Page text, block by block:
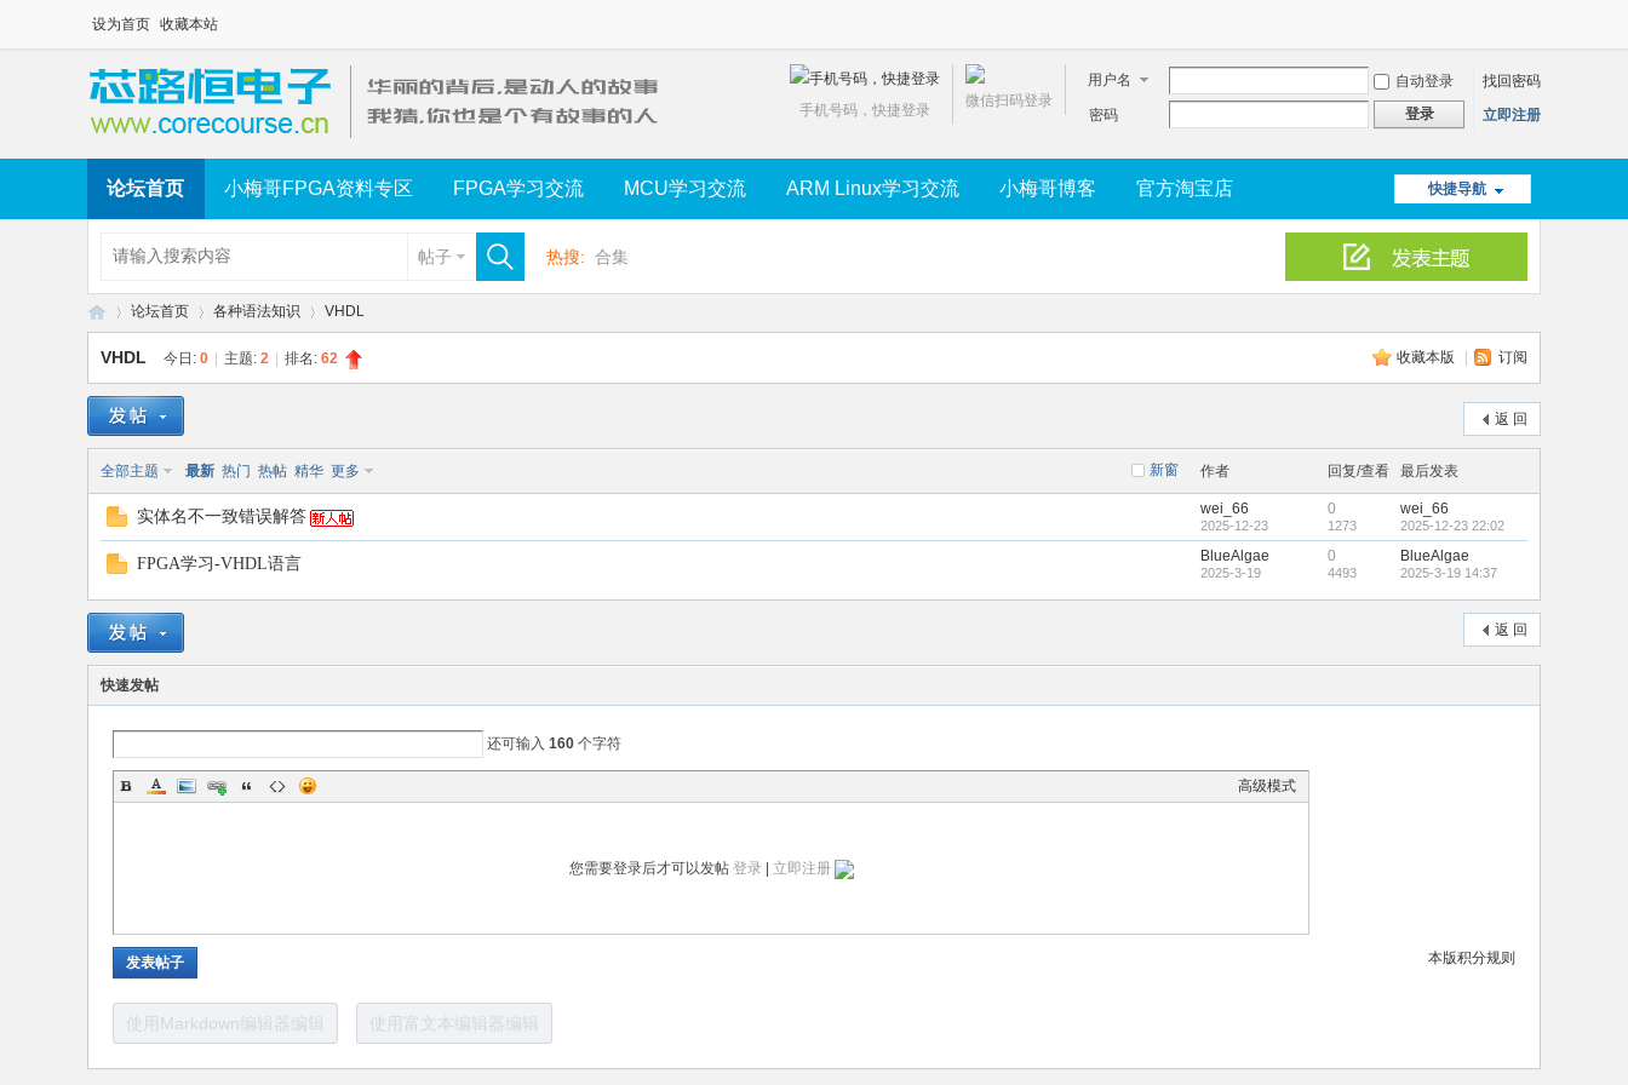
设为首页 收藏本站
用户名 自动登录
找回密码
密码
登录 立即注册
微信扫码登录
手机号码，快捷登录
快捷导航
论坛首页 小梅哥FPGA资料专区 FPGA学习交流 MCU学习交流 ARM Linux学习交流 小梅哥博客 官方淘宝店
帖子 热搜: 合集
路
»
论坛首页 各种语法知识 VHDL
收藏本版 订阅
VHDL 今日: 0 主题: 2 排名: 62
返 回
新窗
全部主题 最新 热门 热帖 精华 更多 作者 回复/查看 最后发表
实体名不一致错误解答 wei_66
2025-12-23
0
1273
wei_66
2025-12-23 22:02
FPGA学习-VHDL语言 BlueAlgae
2025-3-19
0
4493
BlueAlgae
2025-3-19 14:37
返 回
快速发帖
还可输入 160 个字符
高级模式
您需要登录后才可以发帖 登录| 立即注册
本版积分规则
发表帖子
使用Markdown编辑器编辑 使用富文本编辑器编辑